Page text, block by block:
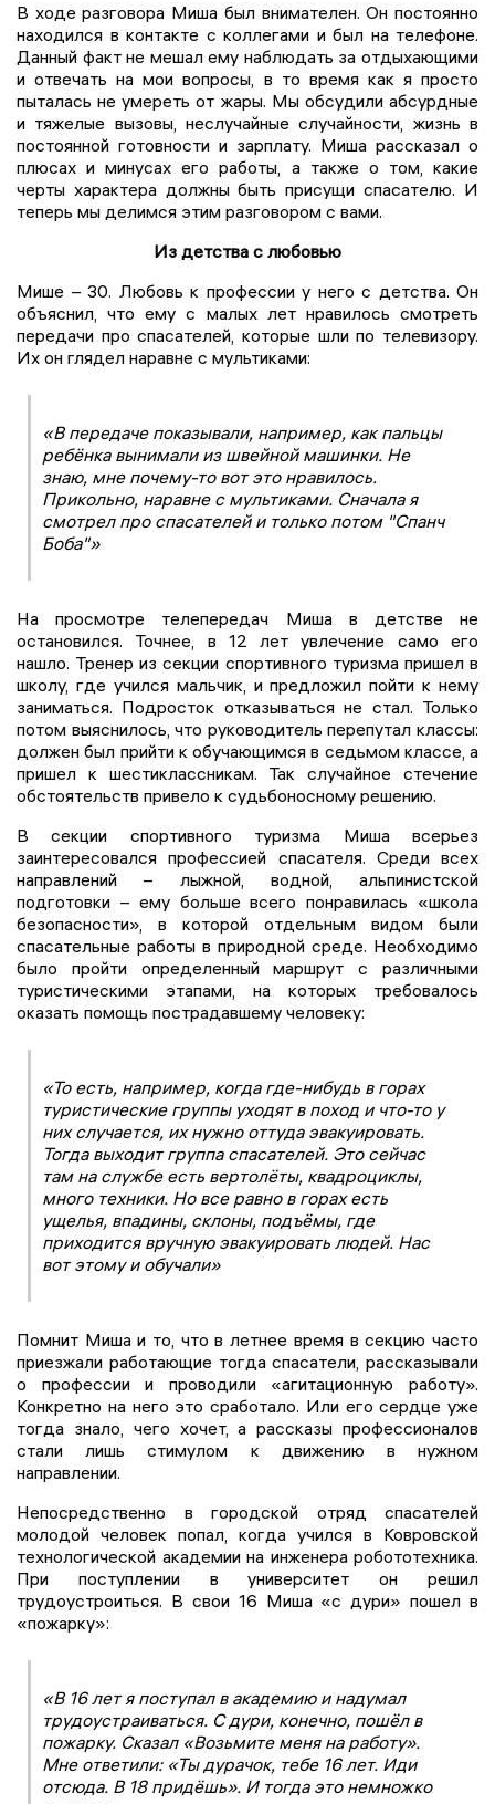
В ходе разговора Миша был внимателен. Он постоянно
находился в контакте с коллегами и был на телефоне.
Данный факт не мешал ему наблюдать за отдыхающими
и отвечать на мои вопросы, в то время как я просто
пыталась не умереть от жары. Мы обсудили абсурдные
и тяжелые вызовы, неслучайные случайности, жизнь в
постоянной готовности и зарплату. Миша рассказал о
плюсах и минусах его работы, а также о том, какие
черты характера должны быть присущи спасателю. И
теперь мы делимся этим разговором с вами.
Из детства с любовью
Мише – 30. Любовь к профессии у него с детства. Он
объяснил, что ему с малых лет нравилось смотреть
передачи про спасателей, которые шли по телевизору.
Их он глядел наравне с мультиками:
«В передаче показывали, например, как пальцы
ребёнка вынимали из швейной машинки. Не
знаю, мне почему-то вот это нравилось.
Прикольно, наравне с мультиками. Сначала я
смотрел про спасателей и только потом "Спанч
Боба"»
На просмотре телепередач Миша в детстве не
остановился. Точнее, в 12 лет увлечение само его
нашло. Тренер из секции спортивного туризма пришел в
школу, где учился мальчик, и предложил пойти к нему
заниматься. Подросток отказываться не стал. Только
потом выяснилось, что руководитель перепутал классы:
должен был прийти к обучающимся в седьмом классе, а
пришел к шестиклассникам. Так случайное стечение
обстоятельств привело к судьбоносному решению.
В секции спортивного туризма Миша всерьез
заинтересовался профессией спасателя. Среди всех
направлений – лыжной, водной, альпинистской
подготовки – ему больше всего понравилась «школа
безопасности», в которой отдельным видом были
спасательные работы в природной среде. Необходимо
было пройти определенный маршрут с различными
туристическими этапами, на которых требовалось
оказать помощь пострадавшему человеку:
«То есть, например, когда где-нибудь в горах
туристические группы уходят в поход и что-то у
них случается, их нужно оттуда эвакуировать.
Тогда выходит группа спасателей. Это сейчас
там на службе есть вертолёты, квадроциклы,
много техники. Но все равно в горах есть
ущелья, впадины, склоны, подъёмы, где
приходится вручную эвакуировать людей. Нас
вот этому и обучали»
Помнит Миша и то, что в летнее время в секцию часто
приезжали работающие тогда спасатели, рассказывали
о профессии и проводили «агитационную работу».
Конкретно на него это сработало. Или его сердце уже
тогда знало, чего хочет, а рассказы профессионалов
стали лишь стимулом к движению в нужном
направлении.
Непосредственно в городской отряд спасателей
молодой человек попал, когда учился в Ковровской
технологической академии на инженера робототехника.
При поступлении в университет он решил
трудоустроиться. В свои 16 Миша «с дури» пошел в
«пожарку»:
«В 16 лет я поступал в академию и надумал
трудоустраиваться. С дури, конечно, пошёл в
пожарку. Сказал «Возьмите меня на работу».
Мне ответили: «Ты дурачок, тебе 16 лет. Иди
отсюда. В 18 придёшь». И тогда это немножко